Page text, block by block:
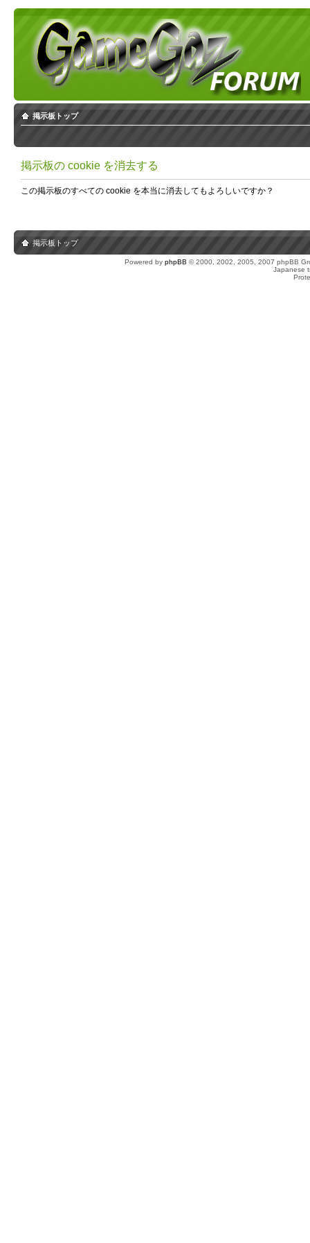
掲示板トップ
掲示板の cookie を消去する
この掲示板のすべての cookie を本当に消去してもよろしいですか？
掲示板トップ
Powered by phpBB © 2000, 2002, 2005, 2007 phpBB
Japanese